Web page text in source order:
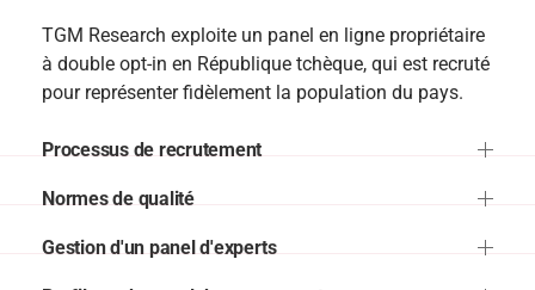
TGM Research exploite un panel en ligne propriétaire
à double opt-in en République tchèque, qui est recruté
pour représenter fidèlement la population du pays.
Processus de recrutement
Normes de qualité
Gestion d'un panel d'experts